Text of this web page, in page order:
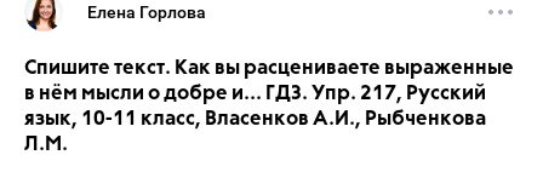
Елена Горлова
Спишите текст. Как вы расцениваете выраженные
в нём мысли о добре и... ГДЗ. Упр. 217, Русский
язык, 10-11 класс, Власенков А.И., Рыбченкова
Л.М.